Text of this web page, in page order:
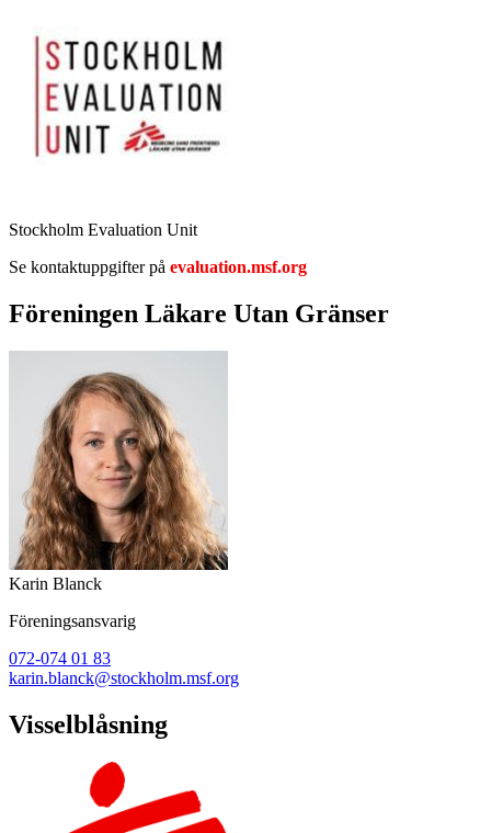
Stockholm Evaluation Unit
Se kontaktuppgifter på evaluation.msf.org
Föreningen Läkare Utan Gränser
Karin Blanck
Föreningsansvarig
072-074 01 83
karin.blanck@stockholm.msf.org
Visselblåsning